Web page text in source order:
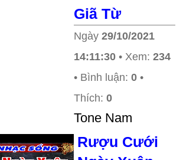
Giã Từ
Ngày 29/10/2021
14:11:30 • Xem: 234
• Bình luận: 0 •
Thích: 0
Tone Nam
Rượu Cưới